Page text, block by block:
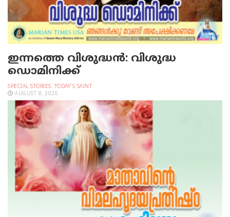
ഇന്നത്തെ വിശുദ്ധന്‍: വിശുദ്ധ
ഡൊമിനിക്ക്
SPECIAL STORIES, TODAY'S SAINT
AUGUST 8, 2026